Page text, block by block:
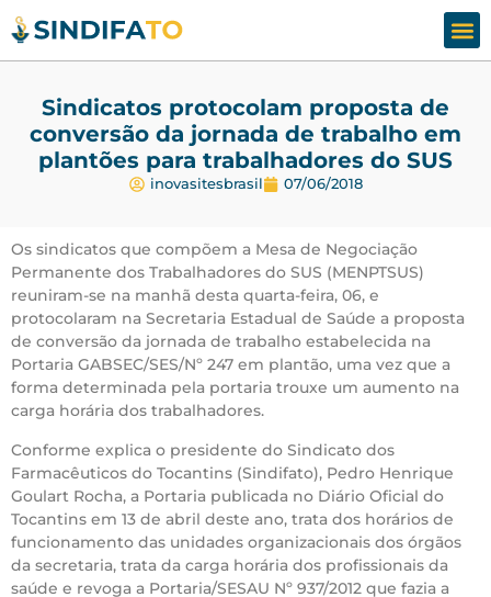
Sindicatos protocolam proposta de
conversão da jornada de trabalho em
plantões para trabalhadores do SUS
inovasitesbrasil 07/06/2018
Os sindicatos que compõem a Mesa de Negociação
Permanente dos Trabalhadores do SUS (MENPTSUS)
reuniram-se na manhã desta quarta-feira, 06, e
protocolaram na Secretaria Estadual de Saúde a proposta
de conversão da jornada de trabalho estabelecida na
Portaria GABSEC/SES/Nº 247 em plantão, uma vez que a
forma determinada pela portaria trouxe um aumento na
carga horária dos trabalhadores.
Conforme explica o presidente do Sindicato dos
Farmacêuticos do Tocantins (Sindifato), Pedro Henrique
Goulart Rocha, a Portaria publicada no Diário Oficial do
Tocantins em 13 de abril deste ano, trata dos horários de
funcionamento das unidades organizacionais dos órgãos
da secretaria, trata da carga horária dos profissionais da
saúde e revoga a Portaria/SESAU Nº 937/2012 que fazia a